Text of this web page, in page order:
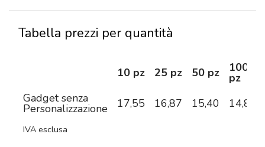
Tabella prezzi per quantità
10 pz 25 pz 50 pz 100
pz
Gadget senza
Personalizzazione 17,55 16,87 15,40 14,83
IVA esclusa